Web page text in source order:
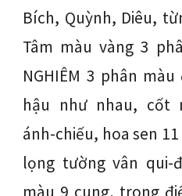
Bích, Quỳnh, Diêu,
Tâm màu vàng 3
NGHIÊM 3 phân
hậu như nhau, cốt
ánh-chiếu, hoa sen
lọng tường vân qui-
màu 9 cung, trong